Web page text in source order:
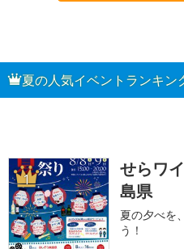
夏の人気イベントランキン
1
せらワ
島県
夏の夕べを
う！